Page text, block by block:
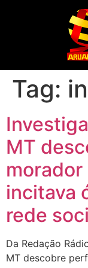
Tag:
MT
morador
incitava
rede
Da Redação
MT descobre